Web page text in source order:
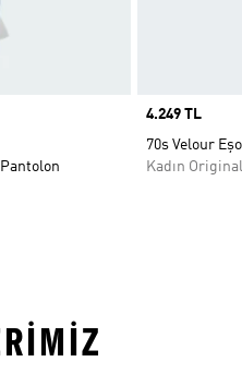
Price
4.249 TL
70s Velour
Kadın